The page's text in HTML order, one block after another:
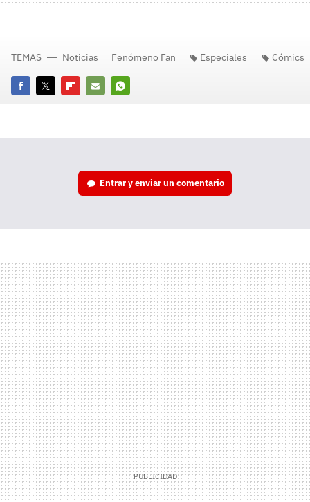
FacebookTwitterFlipboard
E-
Whatsapp
TEMAS Noticias Fenómeno Fan Especiales Cómics
Entrar y enviar un comentario